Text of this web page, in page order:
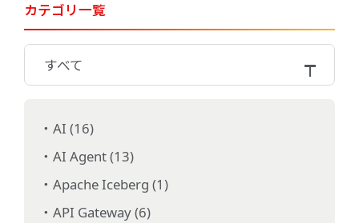
カテゴリ一覧
すべて
AI (16)
AI Agent (13)
Apache Iceberg (1)
API Gateway (6)